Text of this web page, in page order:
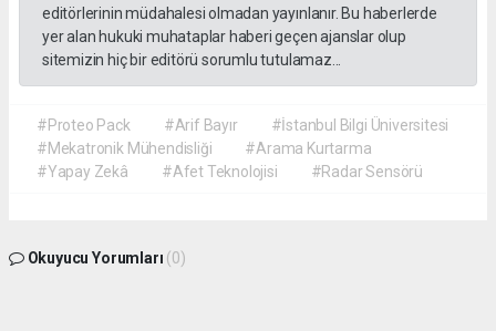
editörlerinin müdahalesi olmadan yayınlanır. Bu haberlerde
yer alan hukuki muhataplar haberi geçen ajanslar olup
sitemizin hiç bir editörü sorumlu tutulamaz...
#Proteo Pack #Arif Bayır
#İstanbul Bilgi Üniversitesi
#Mekatronik Mühendisliği
#Arama Kurtarma
#Yapay Zekâ
#Afet Teknolojisi #Radar Sensörü
Okuyucu Yorumları (0)